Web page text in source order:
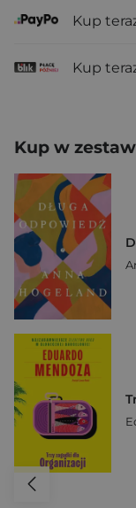
Kup
Kup
Kup w